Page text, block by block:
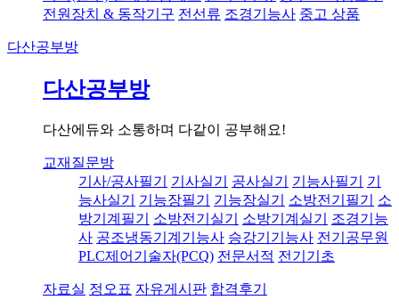
전원장치 & 동작기구 전선류 조경기능사 중고 상품
다산공부방
다산공부방
다산에듀와 소통하며 다같이 공부해요!
교재질문방
기사/공사필기
기사실기 공사실기 기능사필기
기
능사실기
기능장필기 기능장실기 소방전기필기
소
방기계필기
소방전기실기 소방기계실기
조경기능
사 공조냉동기계기능사 승강기기능사 전기공무원
PLC제어기술자(PCQ) 전문서적 전기기초
자료실 정오표 자유게시판 합격후기